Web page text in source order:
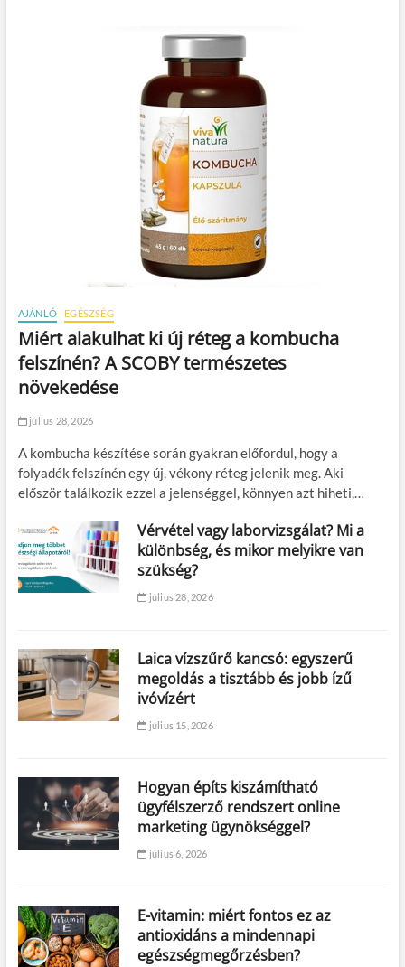
AJÁNLÓ EGÉSZSÉG
Miért alakulhat ki új réteg a kombucha
felszínén? A SCOBY természetes
növekedése
július 28, 2026
A kombucha készítése során gyakran előfordul, hogy a
folyadék felszínén egy új, vékony réteg jelenik meg. Aki
először találkozik ezzel a jelenséggel, könnyen azt hiheti,…
Vérvétel vagy laborvizsgálat? Mi a
különbség, és mikor melyikre van
szükség?
július 28, 2026
Laica vízszűrő kancsó: egyszerű
megoldás a tisztább és jobb ízű
ivóvízért
július 15, 2026
Hogyan építs kiszámítható
ügyfélszerző rendszert online
marketing ügynökséggel?
július 6, 2026
E-vitamin: miért fontos ez az
antioxidáns a mindennapi
egészségmegőrzésben?